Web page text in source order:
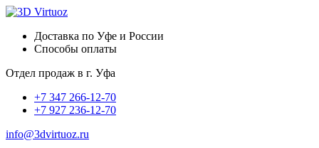
Доставка по Уфе и России
Способы оплаты
Отдел продаж в г. Уфа
+7 347 266-12-70
+7 927 236-12-70
info@3dvirtuoz.ru